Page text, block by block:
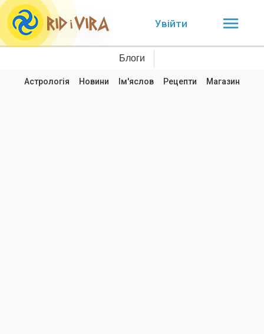
Увійти
Блоги
Астрологія Новини Ім'яслов Рецепти Магазин